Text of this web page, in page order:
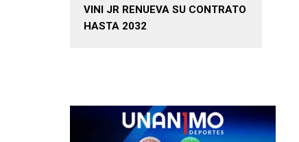
VINI JR RENUEVA SU CONTRATO
HASTA 2032